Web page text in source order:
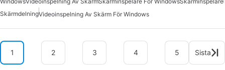
SkärmdelningVideoinspelning Av Skärm För Windows
1 2 3 4 5 Sista